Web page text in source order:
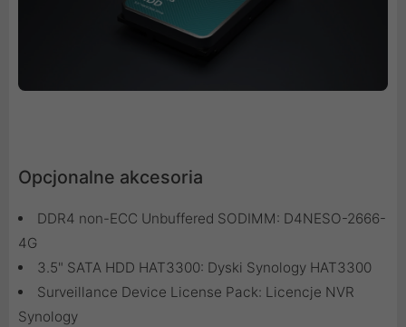
Opcjonalne akcesoria
DDR4 non-ECC Unbuffered SODIMM: D4NESO-2666-
4G
3.5" SATA HDD HAT3300: Dyski Synology HAT3300
Surveillance Device License Pack: Licencje NVR
Synology